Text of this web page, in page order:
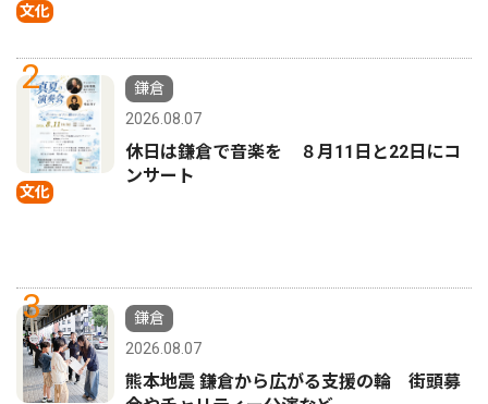
文化
2
文化
鎌倉
2026.08.07
休日は鎌倉で音楽を ８月11日と22日にコ
ンサート
3
鎌倉
2026.08.07
熊本地震 鎌倉から広がる支援の輪 街頭募